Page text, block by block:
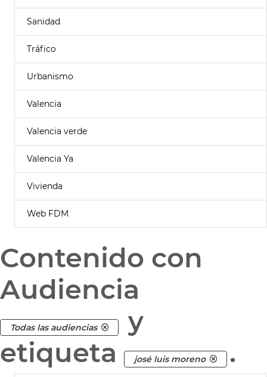
Sanidad
Tráfico
Urbanismo
Valencia
Valencia verde
Valencia Ya
Vivienda
Web FDM
Contenido con
Audiencia
Todas las audiencias
y
etiqueta
josé luis moreno .